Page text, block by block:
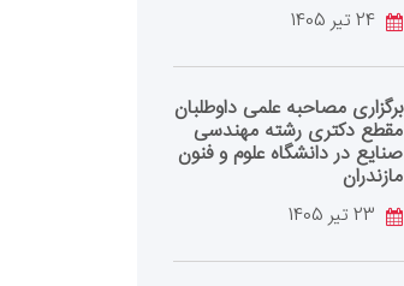
برگزاری مصاحبه علمی داوطلبان
مقطع دکتری رشته مهندسی
صنایع در دانشگاه علوم و فنون
مازندران